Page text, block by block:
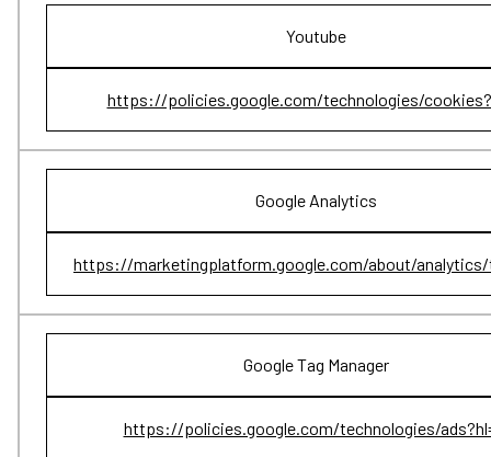
Youtube
https://policies.google.com/technologies/
Google Analytics
https://marketingplatform.google.com/about/
Google Tag Manager
https://policies.google.com/technologies/